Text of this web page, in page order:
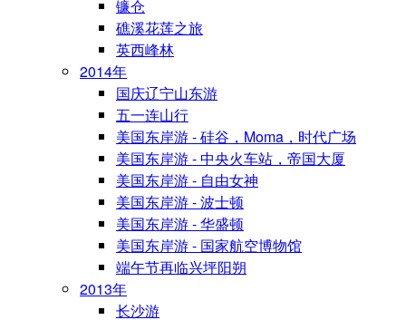
镰仓
礁溪花莲之旅
英西峰林
2014年
国庆辽宁山东游
五一连山行
美国东岸游 - 硅谷，Moma，时代广场
美国东岸游 - 中央火车站，帝国大厦
美国东岸游 - 自由女神
美国东岸游 - 波士顿
美国东岸游 - 华盛顿
美国东岸游 - 国家航空博物馆
端午节再临兴坪阳朔
2013年
长沙游